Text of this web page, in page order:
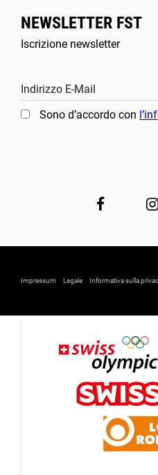
NEWSLETTER FST
Iscrizione newsletter
Indirizzo E-Mail
Sono d’accordo con
Impressum Legale Informativa sulla